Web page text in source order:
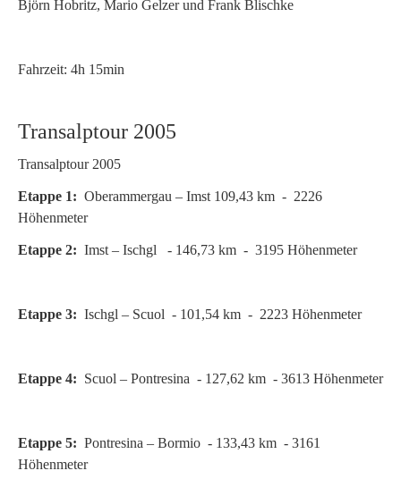
Björn Hobritz, Mario Gelzer und Frank Blischke
Fahrzeit: 4h 15min
Transalptour 2005
Transalptour 2005
Etappe 1: Oberammergau – Imst 109,43 km - 2226
Höhenmeter
Etappe 2: Imst – Ischgl - 146,73 km - 3195 Höhenmeter
Etappe 3: Ischgl – Scuol - 101,54 km - 2223 Höhenmeter
Etappe 4: Scuol – Pontresina - 127,62 km - 3613 Höhenmeter
Etappe 5: Pontresina – Bormio - 133,43 km - 3161
Höhenmeter